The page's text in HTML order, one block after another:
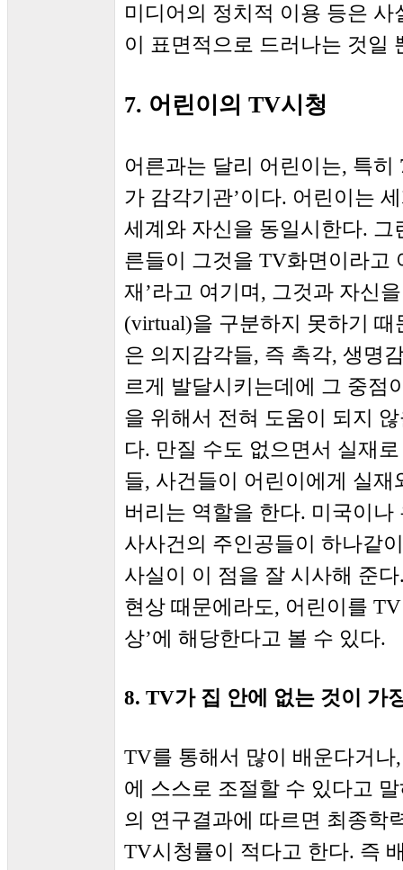
미디어의 정치적 이용 등은
이 표면적으로 드러나는 것일
7. 어린이의 TV시청
어른과는 달리 어린이는, 특
가 감각기관’이다. 어린이는
세계와 자신을 동일시한다.
른들이 그것을 TV화면이라고
재’라고 여기며, 그것과 자신
(virtual)을 구분하지 못하기
은 의지감각들, 즉 촉각, 생명
르게 발달시키는데에 그 중점
을 위해서 전혀 도움이 되지
다. 만질 수도 없으면서 실재
들, 사건들이 어린이에게 실
버리는 역할을 한다. 미국이
사사건의 주인공들이 하나같
사실이 이 점을 잘 시사해 준
현상 때문에라도, 어린이를
상’에 해당한다고 볼 수 있다.
8. TV가 집 안에 없는 것이 가
TV를 통해서 많이 배운다거
에 스스로 조절할 수 있다고
의 연구결과에 따르면 최종학
TV시청률이 적다고 한다. 즉